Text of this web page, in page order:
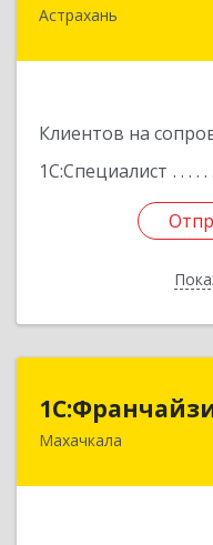
Астрахань
Клиентов на
1С:Специалист
Махачкала
367030,